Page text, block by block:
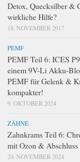
Detox, Quecksilber &
wirkliche Hilfe?
18. NOVEMBER 2017
PEMF
PEMF Teil 6: ICES
einem 9V-Li Akku-
PEMF für Gelenk &
kompakter!
9. OKTOBER 2024
ZÄHNE
Zahnkrams Teil 6:
mit Ozon & Abschluss
20. NOVEMBER 2024